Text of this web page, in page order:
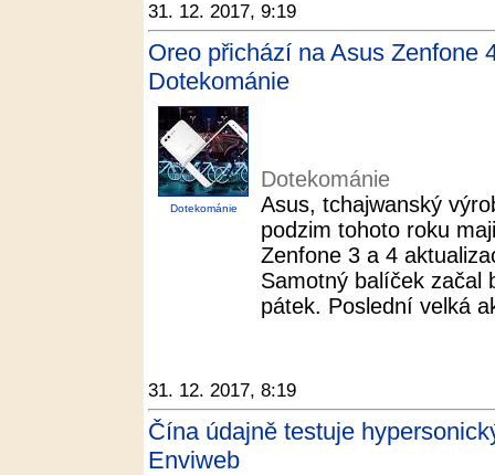
31. 12. 2017, 9:19
Oreo přichází na Asus Zenfone
Dotekománie
Dotekománie
Dotekománie
Asus, tchajwanský
podzim tohoto roku
Zenfone 3 a 4
Samotný balíček začal
pátek. Poslední velká
31. 12. 2017, 8:19
Čína údajně testuje
Enviweb